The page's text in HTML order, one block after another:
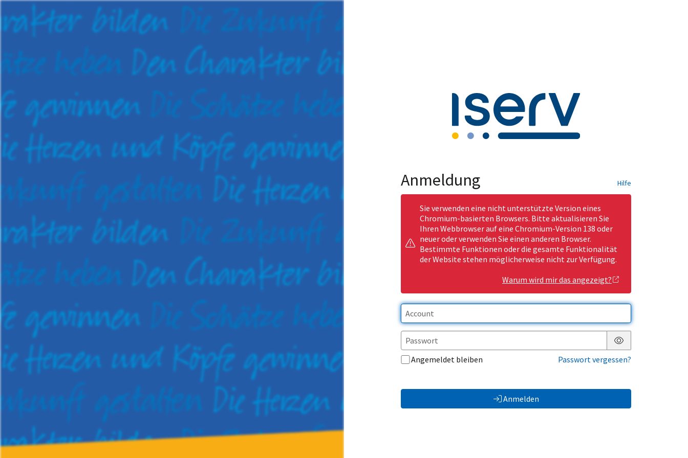
Anmeldung Hilfe
Sie verwenden eine nicht unterstützte Version eines
Chromium-basierten Browsers. Bitte aktualisieren Sie
Ihren Webbrowser auf eine Chromium-Version 138 oder
neuer oder verwenden Sie einen anderen Browser.
Bestimmte Funktionen oder die gesamte Funktionalität
der Website stehen möglicherweise nicht zur Verfügung.
Warum wird mir das angezeigt?
Passwort anzeigen
Angemeldet bleiben
Passwort vergessen?
Anmelden